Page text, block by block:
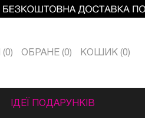
0 ОБРАНЕ 0 КОШИК 0
ІДЕЇ ПОДАРУНКІВ